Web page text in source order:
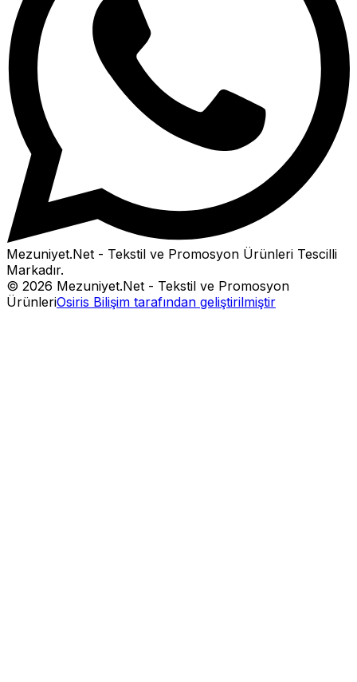
Mezuniyet.Net - Tekstil ve Promosyon Ürünleri Tescilli
Markadır.
© 2026 Mezuniyet.Net - Tekstil ve Promosyon
ÜrünleriOsiris Bilişim tarafından geliştirilmiştir